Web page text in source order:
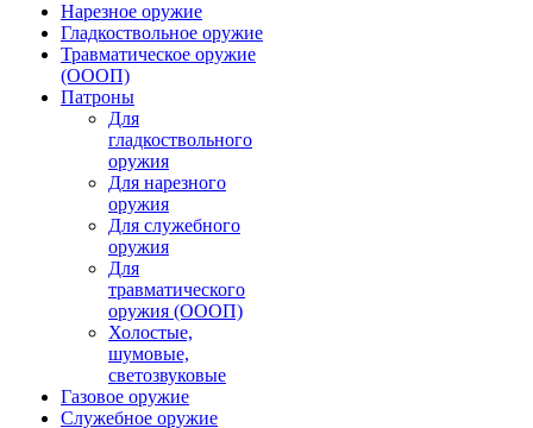
Нарезное оружие
Гладкоствольное оружие
Травматическое оружие
(ОООП)
Патроны
Для
гладкоствольного
оружия
Для нарезного
оружия
Для служебного
оружия
Для
травматического
оружия (ОООП)
Холостые,
шумовые,
светозвуковые
Газовое оружие
Служебное оружие